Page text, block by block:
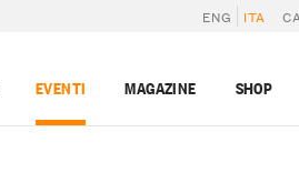
ENG ITA
EVENTI MAGAZINE SHOP